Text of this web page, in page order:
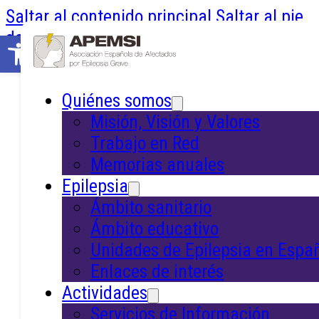
Abrir barra de herramientas
Saltar al contenido principal Saltar al pie
de página
Quiénes somos
Misión, Visión y Valores
Trabajo en Red
Memorias anuales
Epilepsia
Ámbito sanitario
Ámbito educativo
Unidades de Epilepsia en
Enlaces de interés
Actividades
Servicios de Información
Asociación
Española de
Afectados/as por
Epilepsia Grave